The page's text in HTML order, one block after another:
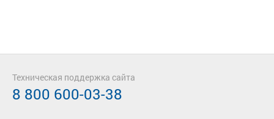
Техническая поддержка сайта
8 800 600-03-38